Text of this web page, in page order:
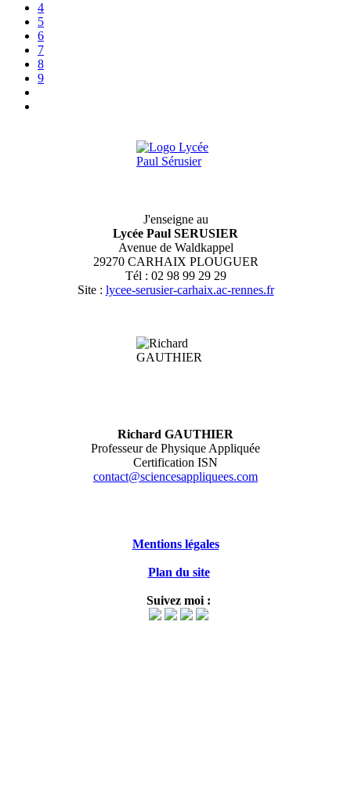
4
5
6
7
8
9
J'enseigne au
Lycée Paul SERUSIER
Avenue de Waldkappel
29270 CARHAIX PLOUGUER
Tél : 02 98 99 29 29
Site : lycee-serusier-carhaix.ac-rennes.fr
Richard GAUTHIER
Professeur de Physique Appliquée
Certification ISN
contact@sciencesappliquees.com
Mentions légales
Plan du site
Suivez moi :